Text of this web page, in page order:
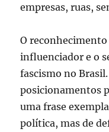
empresas, ruas,
O reconhecimento
influenciador e o
fascismo no
posicionamentos
uma frase
política, mas de